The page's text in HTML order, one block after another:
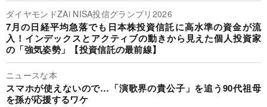
ダイヤモンドZAi NISA投信グランプリ2026
7月の日経平均急落でも日本株投資信託に高水準の資金が流
入！インデックスとアクティブの動きから見えた個人投資家
の「強気姿勢」【投資信託の最前線】
ニュースな本
スマホが使えないので…「演歌界の貴公子」を追う90代祖母
を孫が応援するワケ